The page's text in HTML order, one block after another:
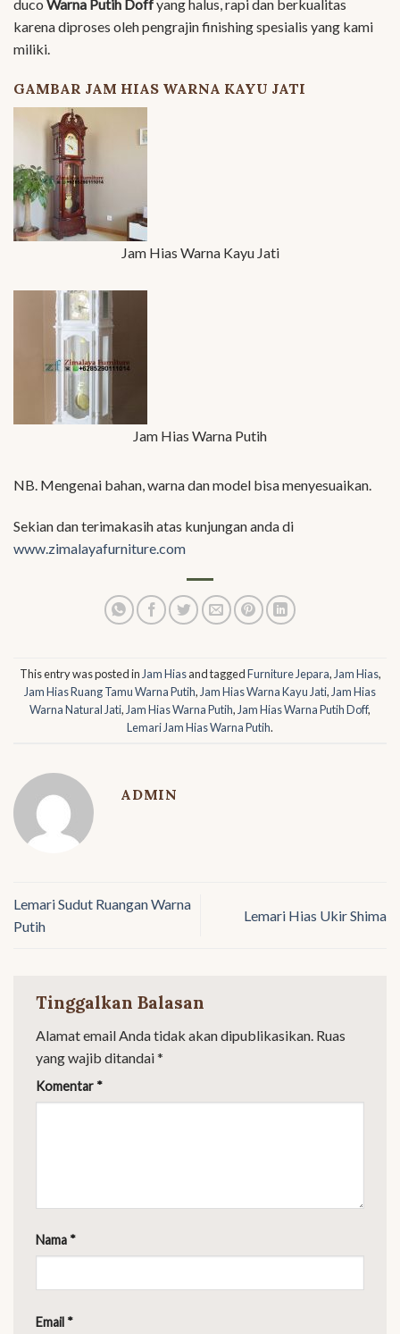
duco Warna Putih Doffyang halus, rapi dan berkualitas
karena diproses oleh pengrajin finishing spesialis yang kami
miliki.
GAMBAR JAM HIAS WARNA KAYU JATI
Jam Hias Warna Kayu Jati
Jam Hias Warna Putih
NB. Mengenai bahan, warna dan model bisa menyesuaikan.
Sekian dan terimakasih atas kunjungan anda di
www.zimalayafurniture.com
This entry was posted in Jam Hiasand taggedFurniture Jepara, Jam Hias,
Jam Hias Ruang Tamu Warna Putih, Jam Hias Warna Kayu Jati, Jam Hias
Warna Natural Jati, Jam Hias Warna Putih, Jam Hias Warna Putih Doff,
Lemari Jam Hias Warna Putih.
ADMIN
Lemari Sudut Ruangan Warna
Putih
Lemari Hias Ukir Shima
Tinggalkan Balasan
Alamat email Anda tidak akan dipublikasikan. Ruas
yang wajib ditandai*
Komentar *
Nama *
Email *